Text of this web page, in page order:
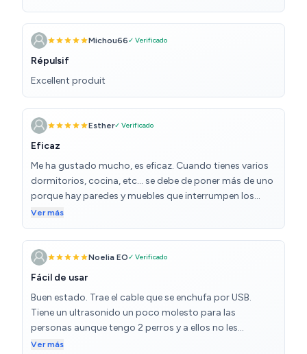
Michou66✓ Verificado
Répulsif
Excellent produit
Esther✓ Verificado
Eficaz
Me ha gustado mucho, es eficaz. Cuando tienes varios
dormitorios, cocina, etc... se debe de poner más de uno
porque hay paredes y muebles que interrumpen los
ultrasonidos. He comprado otro para que cubra todas
las zonas.
Ver más
Noelia EO✓ Verificado
Fácil de usar
Buen estado. Trae el cable que se enchufa por USB.
Tiene un ultrasonido un poco molesto para las
personas aunque tengo 2 perros y a ellos no les
molesta, pero no importa porque se pone solo por la
Ver más